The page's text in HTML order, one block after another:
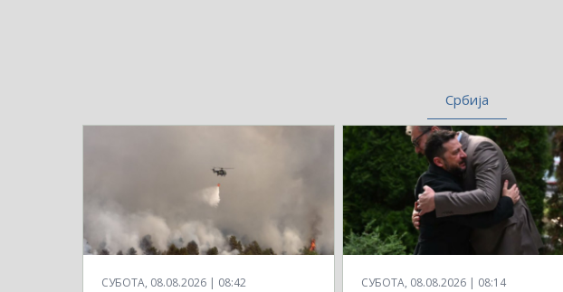
Србија
СУБОТА, 08.08.2026 | 08:42 СУБОТА, 08.08.2026 | 08:14